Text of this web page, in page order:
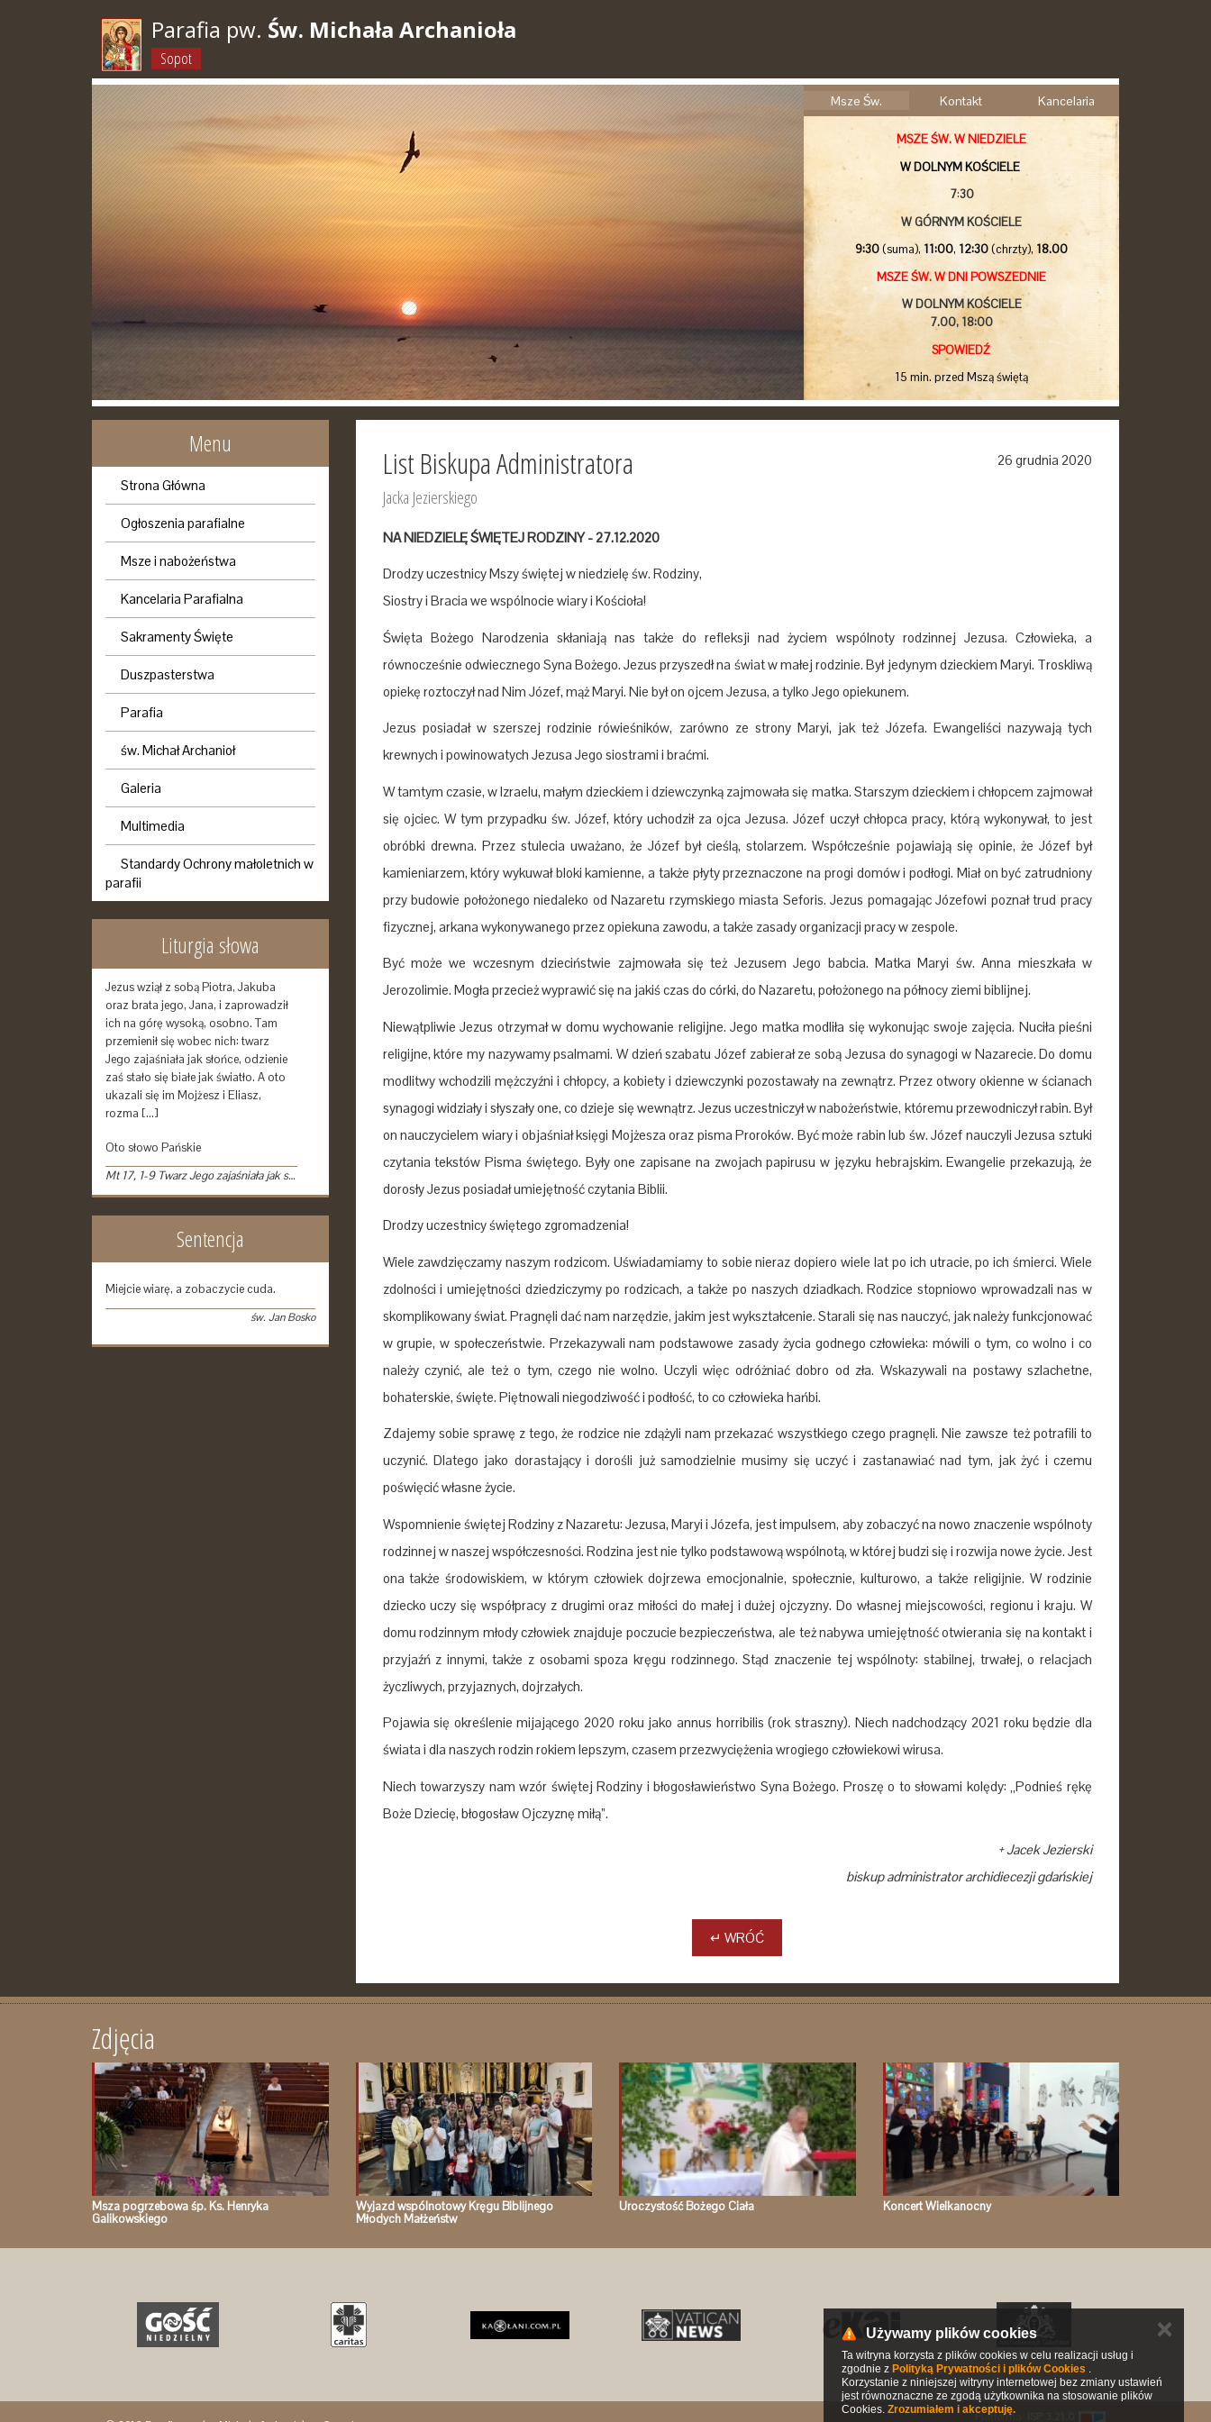
Parafia pw. Św. Michała Archanioła
Sopot
Msze Św. Kontakt Kancelaria
MSZE ŚW. W NIEDZIELE
W DOLNYM KOŚCIELE
7:30
W GÓRNYM KOŚCIELE
9:30(suma), 11:00, 12:30(chrzty), 18.00
MSZE ŚW. W DNI POWSZEDNIE
W DOLNYM KOŚCIELE
7.00, 18:00
SPOWIEDŹ
15 min. przed Mszą świętą
Menu
Strona Główna
Ogłoszenia parafialne
Msze i nabożeństwa
Kancelaria Parafialna
Sakramenty Święte
Duszpasterstwa
Parafia
św. Michał Archanioł
Galeria
Multimedia
Standardy Ochrony małoletnich w
parafii
Liturgia słowa
Jezus wziął z sobą Piotra, Jakuba
oraz brata jego, Jana, i zaprowadził
ich na górę wysoką, osobno. Tam
przemienił się wobec nich: twarz
Jego zajaśniała jak słońce, odzienie
zaś stało się białe jak światło. A oto
ukazali się im Mojżesz i Eliasz,
rozma […]
Oto słowo Pańskie
Mt 17, 1-9 Twarz Jego zajaśniała jak słońce
Sentencja
Miejcie wiarę, a zobaczycie cuda.
św. Jan Bosko
26 grudnia 2020
List Biskupa Administratora
Jacka Jezierskiego
NA NIEDZIELĘ ŚWIĘTEJ RODZINY - 27.12.2020
Drodzy uczestnicy Mszy świętej w niedzielę św. Rodziny,
Siostry i Bracia we wspólnocie wiary i Kościoła!
Święta Bożego Narodzenia skłaniają nas także do refleksji nad życiem wspólnoty rodzinnej Jezusa. Człowieka, a
równocześnie odwiecznego Syna Bożego. Jezus przyszedł na świat w małej rodzinie. Był jedynym dzieckiem Maryi. Troskliwą
opiekę roztoczył nad Nim Józef, mąż Maryi. Nie był on ojcem Jezusa, a tylko Jego opiekunem.
Jezus posiadał w szerszej rodzinie rówieśników, zarówno ze strony Maryi, jak też Józefa. Ewangeliści nazywają tych
krewnych i powinowatych Jezusa Jego siostrami i braćmi.
W tamtym czasie, w Izraelu, małym dzieckiem i dziewczynką zajmowała się matka. Starszym dzieckiem i chłopcem zajmował
się ojciec. W tym przypadku św. Józef, który uchodził za ojca Jezusa. Józef uczył chłopca pracy, którą wykonywał, to jest
obróbki drewna. Przez stulecia uważano, że Józef był cieślą, stolarzem. Współcześnie pojawiają się opinie, że Józef był
kamieniarzem, który wykuwał bloki kamienne, a także płyty przeznaczone na progi domów i podłogi. Miał on być zatrudniony
przy budowie położonego niedaleko od Nazaretu rzymskiego miasta Seforis. Jezus pomagając Józefowi poznał trud pracy
fizycznej, arkana wykonywanego przez opiekuna zawodu, a także zasady organizacji pracy w zespole.
Być może we wczesnym dzieciństwie zajmowała się też Jezusem Jego babcia. Matka Maryi św. Anna mieszkała w
Jerozolimie. Mogła przecież wyprawić się na jakiś czas do córki, do Nazaretu, położonego na północy ziemi biblijnej.
Niewątpliwie Jezus otrzymał w domu wychowanie religijne. Jego matka modliła się wykonując swoje zajęcia. Nuciła pieśni
religijne, które my nazywamy psalmami. W dzień szabatu Józef zabierał ze sobą Jezusa do synagogi w Nazarecie. Do domu
modlitwy wchodzili mężczyźni i chłopcy, a kobiety i dziewczynki pozostawały na zewnątrz. Przez otwory okienne w ścianach
synagogi widziały i słyszały one, co dzieje się wewnątrz. Jezus uczestniczył w nabożeństwie, któremu przewodniczył rabin. Był
on nauczycielem wiary i objaśniał księgi Mojżesza oraz pisma Proroków. Być może rabin lub św. Józef nauczyli Jezusa sztuki
czytania tekstów Pisma świętego. Były one zapisane na zwojach papirusu w języku hebrajskim. Ewangelie przekazują, że
dorosły Jezus posiadał umiejętność czytania Biblii.
Drodzy uczestnicy świętego zgromadzenia!
Wiele zawdzięczamy naszym rodzicom. Uświadamiamy to sobie nieraz dopiero wiele lat po ich utracie, po ich śmierci. Wiele
zdolności i umiejętności dziedziczymy po rodzicach, a także po naszych dziadkach. Rodzice stopniowo wprowadzali nas w
skomplikowany świat. Pragnęli dać nam narzędzie, jakim jest wykształcenie. Starali się nas nauczyć, jak należy funkcjonować
w grupie, w społeczeństwie. Przekazywali nam podstawowe zasady życia godnego człowieka: mówili o tym, co wolno i co
należy czynić, ale też o tym, czego nie wolno. Uczyli więc odróżniać dobro od zła. Wskazywali na postawy szlachetne,
bohaterskie, święte. Piętnowali niegodziwość i podłość, to co człowieka hańbi.
Zdajemy sobie sprawę z tego, że rodzice nie zdążyli nam przekazać wszystkiego czego pragnęli. Nie zawsze też potrafili to
uczynić. Dlatego jako dorastający i dorośli już samodzielnie musimy się uczyć i zastanawiać nad tym, jak żyć i czemu
poświęcić własne życie.
Wspomnienie świętej Rodziny z Nazaretu: Jezusa, Maryi i Józefa, jest impulsem, aby zobaczyć na nowo znaczenie wspólnoty
rodzinnej w naszej współczesności. Rodzina jest nie tylko podstawową wspólnotą, w której budzi się i rozwija nowe życie. Jest
ona także środowiskiem, w którym człowiek dojrzewa emocjonalnie, społecznie, kulturowo, a także religijnie. W rodzinie
dziecko uczy się współpracy z drugimi oraz miłości do małej i dużej ojczyzny. Do własnej miejscowości, regionu i kraju. W
domu rodzinnym młody człowiek znajduje poczucie bezpieczeństwa, ale też nabywa umiejętność otwierania się na kontakt i
przyjaźń z innymi, także z osobami spoza kręgu rodzinnego. Stąd znaczenie tej wspólnoty: stabilnej, trwałej, o relacjach
życzliwych, przyjaznych, dojrzałych.
Pojawia się określenie mijającego 2020 roku jako annus horribilis (rok straszny). Niech nadchodzący 2021 roku będzie dla
świata i dla naszych rodzin rokiem lepszym, czasem przezwyciężenia wrogiego człowiekowi wirusa.
Niech towarzyszy nam wzór świętej Rodziny i błogosławieństwo Syna Bożego. Proszę o to słowami kolędy: „Podnieś rękę
Boże Dziecię, błogosław Ojczyznę miłą”.
+ Jacek Jezierski
biskup administrator archidiecezji gdańskiej
↵ WRÓĆ
Zdjęcia
Msza pogrzebowa śp. Ks. Henryka
Galikowskiego
Wyjazd wspólnotowy Kręgu Biblijnego
Młodych Małżeństw
Uroczystość Bożego Ciała Koncert Wielkanocny
Platforma:
Używamy plików cookies
Ta witryna korzysta z plików cookies w celu realizacji usług i
zgodnie z Polityką Prywatności i plików Cookies .
Korzystanie z niniejszej witryny internetowej bez zmiany ustawień
jest równoznaczne ze zgodą użytkownika na stosowanie plików
Cookies. Zrozumiałem i akceptuję.
✕